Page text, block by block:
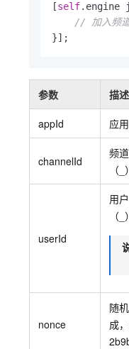
[self.engine
// 加入频
}];
参数 描述
appId 应用
channelId
频道
（
userId
用户
（
nonce
随
成